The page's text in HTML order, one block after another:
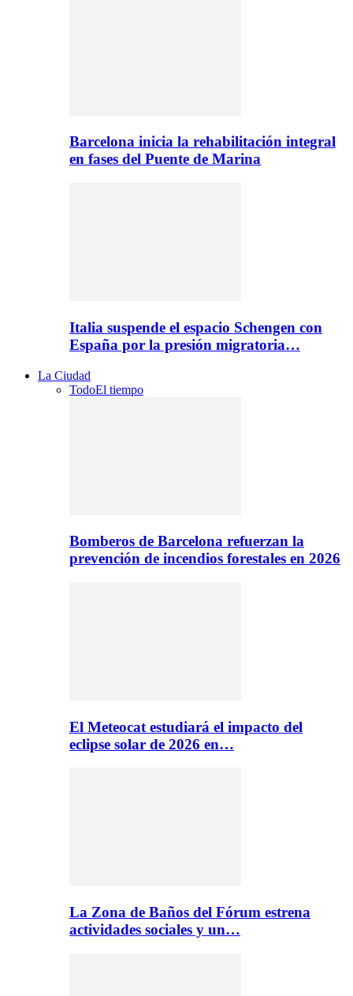
Barcelona inicia la rehabilitación integral
en fases del Puente de Marina
Italia suspende el espacio Schengen con
España por la presión migratoria…
La Ciudad
TodoEl tiempo
Bomberos de Barcelona refuerzan la
prevención de incendios forestales en 2026
El Meteocat estudiará el impacto del
eclipse solar de 2026 en…
La Zona de Baños del Fórum estrena
actividades sociales y un…